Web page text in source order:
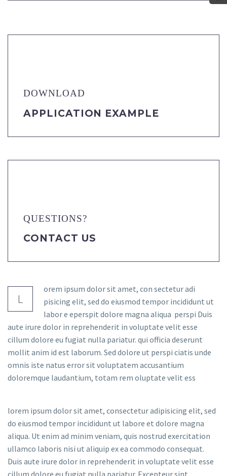
DOWNLOAD
APPLICATION EXAMPLE
QUESTIONS?
CONTACT US
L
orem ipsum dolor sit amet, con sectetur adi
pisicing elit, sed do eiusmod tempor incididunt ut
labor e eperspit dolore magna aliqua perspi Duis
aute irure dolor in reprehenderit in voluptate velit esse
cillum dolore eu fugiat nulla pariatur. qui officia deserunt
mollit anim id est laborum. Sed dolore ut perspi ciatis unde
omnis iste natus error sit voluptatem accusantium
doloremque laudantium, totam rem oluptate velit ess
lorem ipsum dolor sit amet, consectetur adipisicing elit, sed
do eiusmod tempor incididunt ut labore et dolore magna
aliqua. Ut enim ad minim veniam, quis nostrud exercitation
ullamco laboris nisi ut aliquip ex ea commodo consequat.
Duis aute irure dolor in reprehenderit in voluptate velit esse